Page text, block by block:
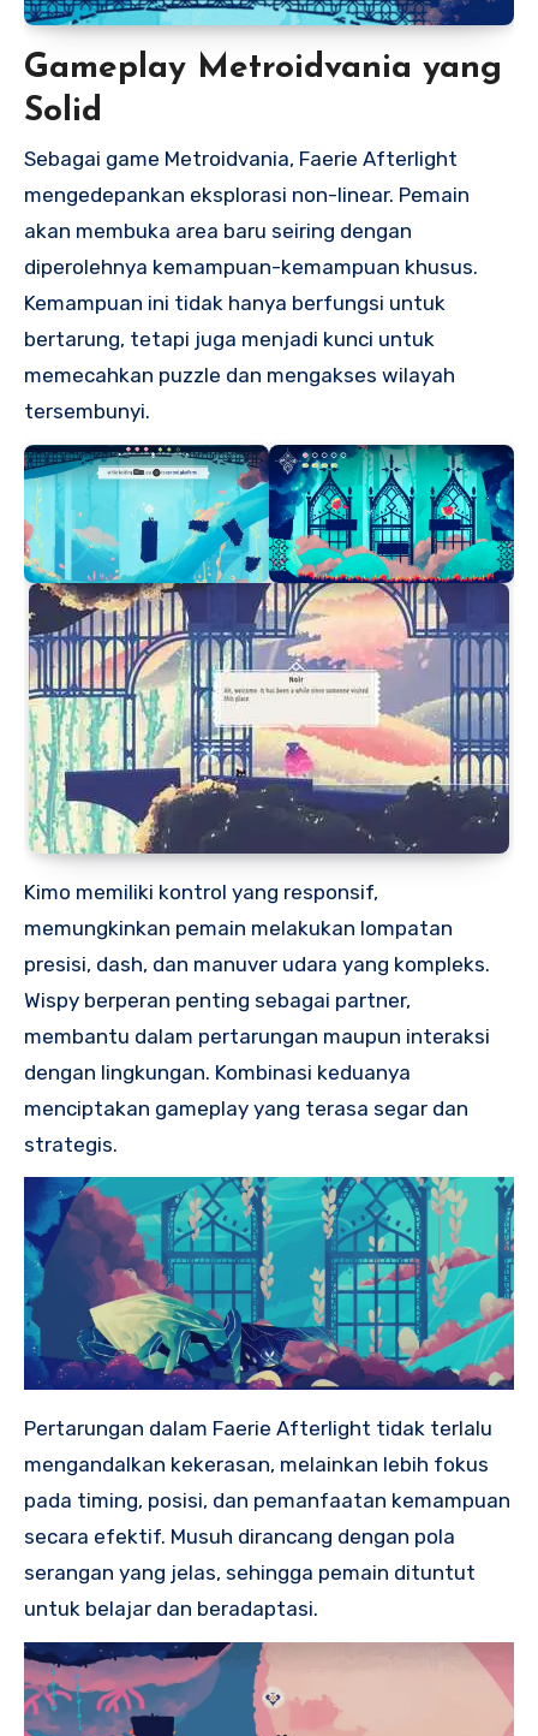
Gameplay Metroidvania yang
Solid
Sebagai game Metroidvania, Faerie Afterlight
mengedepankan eksplorasi non-linear. Pemain
akan membuka area baru seiring dengan
diperolehnya kemampuan-kemampuan khusus.
Kemampuan ini tidak hanya berfungsi untuk
bertarung, tetapi juga menjadi kunci untuk
memecahkan puzzle dan mengakses wilayah
tersembunyi.
Kimo memiliki kontrol yang responsif,
memungkinkan pemain melakukan lompatan
presisi, dash, dan manuver udara yang kompleks.
Wispy berperan penting sebagai partner,
membantu dalam pertarungan maupun interaksi
dengan lingkungan. Kombinasi keduanya
menciptakan gameplay yang terasa segar dan
strategis.
Pertarungan dalam Faerie Afterlight tidak terlalu
mengandalkan kekerasan, melainkan lebih fokus
pada timing, posisi, dan pemanfaatan kemampuan
secara efektif. Musuh dirancang dengan pola
serangan yang jelas, sehingga pemain dituntut
untuk belajar dan beradaptasi.